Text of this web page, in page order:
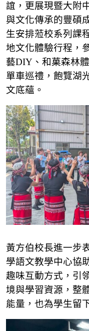
誼，更展現暨大附
與文化傳承的豐碩
生安排蒞校系列課
地文化體驗行程，
藝DIY、和菓森林
單車巡禮，飽覽湖
文底蘊。
黃方伯校長進一步
學語文教學中心協
趣味互動方式，引
境與學習資源，整
能量，也為學生留